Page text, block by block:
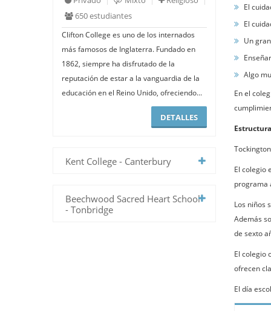
El
El
Un
Algo
En el
El colegio
programa
Los niños
Además
de sexto
El colegio
ofrecen
El día
650 estudiantes
Clifton College es uno de los internados
más famosos de Inglaterra. Fundado en
1862, siempre ha disfrutado de la
reputación de estar a la vanguardia de la
educación en el Reino Unido, ofreciendo...
DETALLES
Kent College - Canterbury
Beechwood Sacred Heart School
- Tonbridge